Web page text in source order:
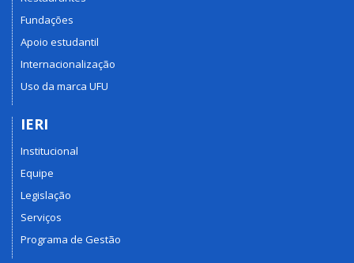
Fundações
Apoio estudantil
Internacionalização
Uso da marca UFU
IERI
Institucional
Equipe
Legislação
Serviços
Programa de Gestão